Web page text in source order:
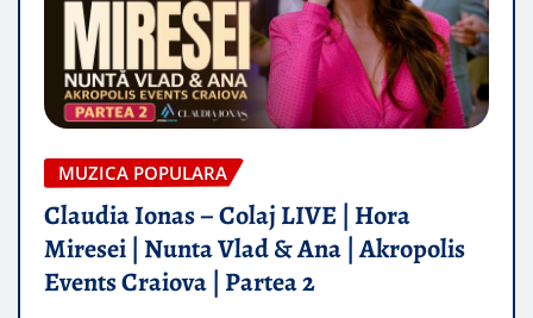
MUZICA POPULARA
Claudia Ionas – Colaj LIVE | Hora
Miresei | Nunta Vlad & Ana | Akropolis
Events Craiova | Partea 2